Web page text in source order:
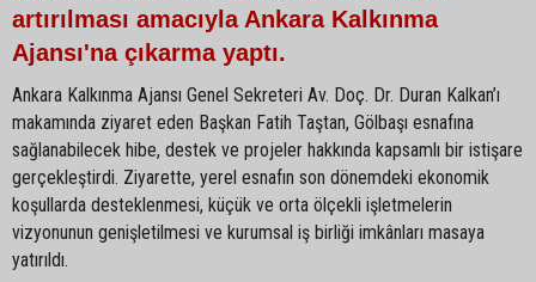
artırılması amacıyla Ankara Kalkınma
Ajansı'na çıkarma yaptı.
Ankara Kalkınma Ajansı Genel Sekreteri Av. Doç. Dr. Duran Kalkan’ı
makamında ziyaret eden Başkan Fatih Taştan, Gölbaşı esnafına
sağlanabilecek hibe, destek ve projeler hakkında kapsamlı bir istişare
gerçekleştirdi. Ziyarette, yerel esnafın son dönemdeki ekonomik
koşullarda desteklenmesi, küçük ve orta ölçekli işletmelerin
vizyonunun genişletilmesi ve kurumsal iş birliği imkânları masaya
yatırıldı.